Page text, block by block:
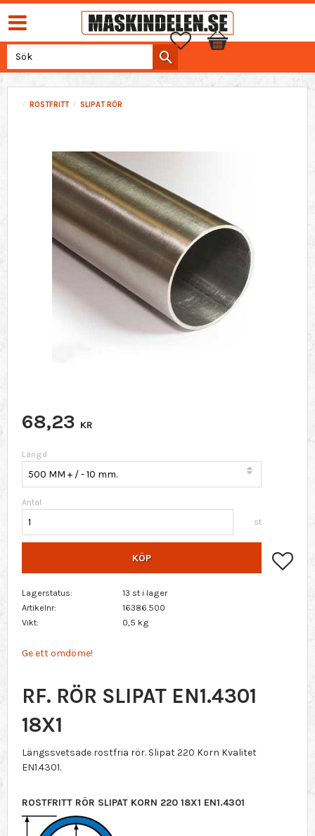
Favoriter
Kundvagn
ROSTFRITT SLIPAT RÖR
68,23 KR
Längd
Antal
st
KÖP
Lagerstatus
13 st i lager
Artikelnr
16386.500
Vikt
0,5 kg
Ge ett omdöme!
RF. RÖR SLIPAT EN1.4301
18X1
Längssvetsade rostfria rör. Slipat 220 Korn Kvalitet
EN1.4301.
ROSTFRITT RÖR SLIPAT KORN 220 18X1 EN1.4301